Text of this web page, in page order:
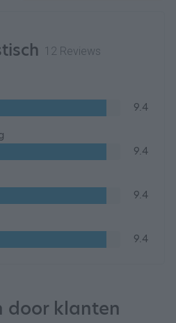
12 Reviews
9.4
9.4
9.4
9.4
door klanten